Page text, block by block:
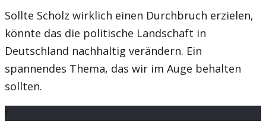
Sollte Scholz wirklich einen Durchbruch erzielen,
könnte das die politische Landschaft in
Deutschland nachhaltig verändern. Ein
spannendes Thema, das wir im Auge behalten
sollten.
L